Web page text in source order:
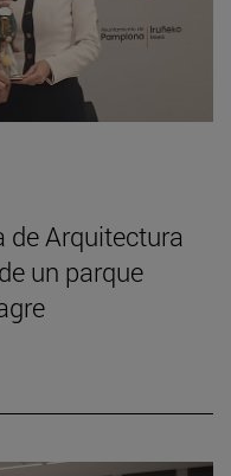
de Arquitectura
un parque